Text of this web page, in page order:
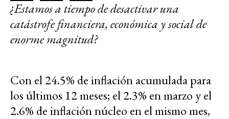
¿Estamos a tiempo de desactivar una
catástrofe financiera, económica y social de
enorme magnitud?
Con el 24.5% de inflación acumulada para
los últimos 12 meses; el 2.3% en marzo y el
2.6% de inflación núcleo en el mismo mes,